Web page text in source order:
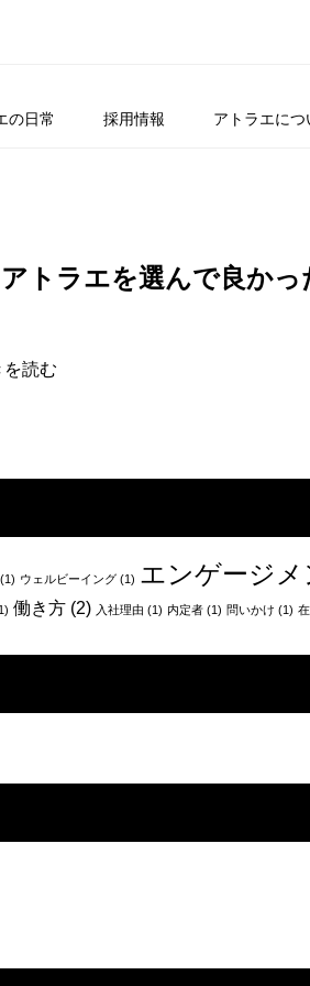
の日常 採用情報 アトラエにつ
トラエを選んで良かっ
を読む
1
い
て
み
い
ら
を
(1) ウェルビーイング (1) エンゲージメ
働き方 (2) 入社理由 (1) 内定者 (1) 問いかけ (1)